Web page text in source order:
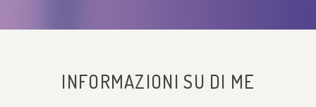
INFORMAZIONI SU DI ME